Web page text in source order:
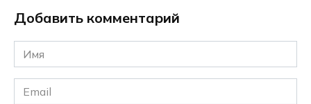
Добавить комментарий
Имя
*
Email